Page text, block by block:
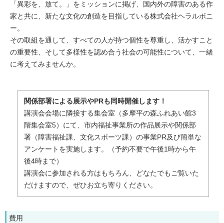
「異彩を、放て。」をミッションに掲げ、国内外の障害のある作
家と共に、新たな文化の創造を目指している株式会社ヘラルボニ
ー。
その取組を通して、すべての人が持つ個性を尊重し、活かすこと
の重要性、そして多様性を認め合う社会の可能性について、一緒
に考えてみませんか。
関係部署による展示やPRも同時開催します！
講演会会場に隣接する集会室（多摩平の森ふれあい館3
階集会室5）にて、市内福祉事業所の作品展示や関係部
署（障害福祉課、文化スポーツ課）の事業PR及び簡単な
アンケートを実施します。（予約不要で午後1時から午
後4時まで）
講演会に参加される方はもちろん、どなたでもご覧いた
だけますので、ぜひお立ち寄りください。
費用